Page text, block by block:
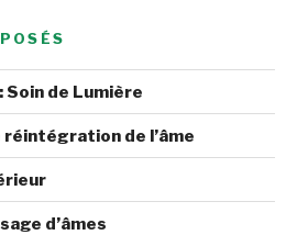
de Lumière
de l’âme
d’âmes